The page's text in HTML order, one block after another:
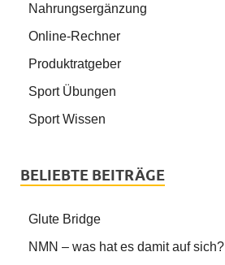
Nahrungsergänzung
Online-Rechner
Produktratgeber
Sport Übungen
Sport Wissen
BELIEBTE BEITRÄGE
Glute Bridge
NMN – was hat es damit auf sich?